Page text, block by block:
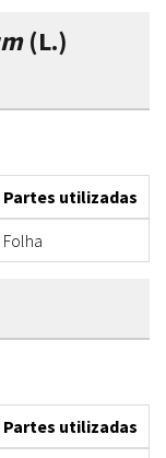
(L.)
Partes utilizadas
Folha
Partes utilizadas